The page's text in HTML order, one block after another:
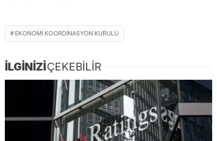
EKONOMI KOORDINASYON KURULU
İLGİNİZİÇEKEBİLİR